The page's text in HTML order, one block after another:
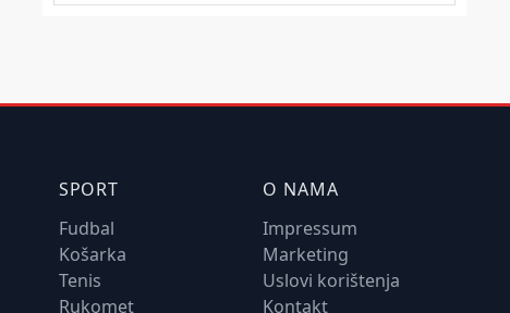
SPORT
Fudbal
Košarka
Tenis
Rukomet
O NAMA
Impressum
Marketing
Uslovi korištenja
Kontakt